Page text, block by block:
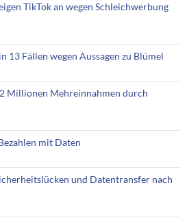
TikTok an wegen Schleichwerbung
13 Fällen wegen Aussagen zu Blümel
Millionen Mehreinnahmen durch
mit Daten
und Datentransfer nach